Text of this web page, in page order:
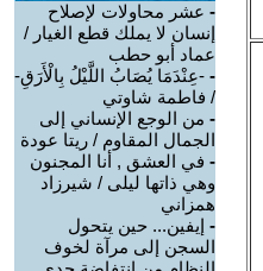
- عشر محاولات لإصلاح
إنسان لا يملك قطع الغيار /
عماد أبو حطب
- -عِنْدَمَا يُصَابُ اللَّيْلُ بِالْأَرَقِ-
/ فاطمة شاوتي
- من الوجع الإنساني إلى
الجمال المقاوم / ريتا عودة
- في العشق , أنا المجنون
وهي ذاتها ليلى / شيرزاد
همزاني
- إيفين... حين يتحول
السجن إلى مرآة لخوف